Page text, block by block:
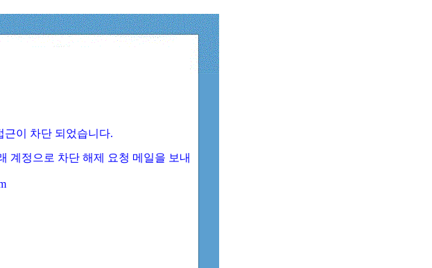
이 차단 되었습니다.
계정으로 차단 해제 요청 메일을 보내